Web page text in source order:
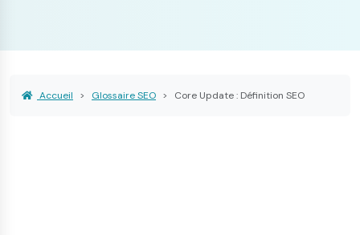
Accueil Glossaire SEO Core Update : Définition SEO